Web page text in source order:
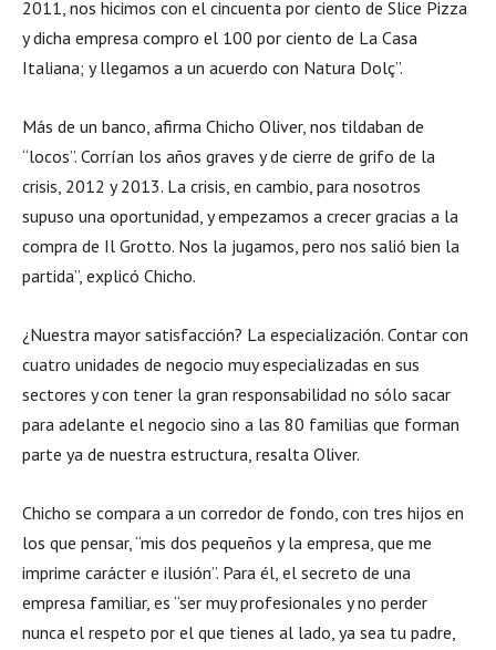
2011, nos hicimos con el cincuenta por ciento de Slice Pizza
y dicha empresa compro el 100 por ciento de La Casa
Italiana; y llegamos a un acuerdo con Natura Dolç”.
Más de un banco, afirma Chicho Oliver, nos tildaban de
“locos”. Corrían los años graves y de cierre de grifo de la
crisis, 2012 y 2013. La crisis, en cambio, para nosotros
supuso una oportunidad, y empezamos a crecer gracias a la
compra de Il Grotto. Nos la jugamos, pero nos salió bien la
partida”, explicó Chicho.
¿Nuestra mayor satisfacción? La especialización. Contar con
cuatro unidades de negocio muy especializadas en sus
sectores y con tener la gran responsabilidad no sólo sacar
para adelante el negocio sino a las 80 familias que forman
parte ya de nuestra estructura, resalta Oliver.
Chicho se compara a un corredor de fondo, con tres hijos en
los que pensar, “mis dos pequeños y la empresa, que me
imprime carácter e ilusión”. Para él, el secreto de una
empresa familiar, es “ser muy profesionales y no perder
nunca el respeto por el que tienes al lado, ya sea tu padre,